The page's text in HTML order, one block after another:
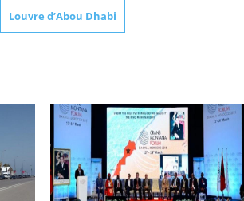
Louvre d’Abou Dhabi